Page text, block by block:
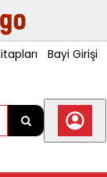
Bayi Girişi